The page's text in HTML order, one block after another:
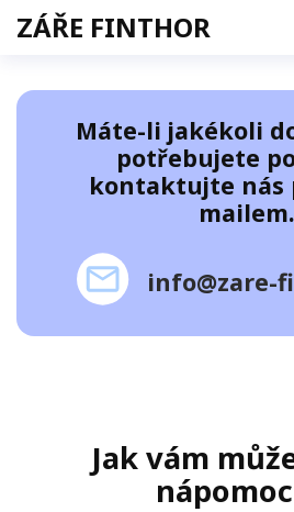
ZÁŘE FINTHOR
Produkt
Nabídka
Tým
Časté
Máte-li jakékoli
potřebujete
kontaktujte nás
mailem.
info@zare-
Jak vám